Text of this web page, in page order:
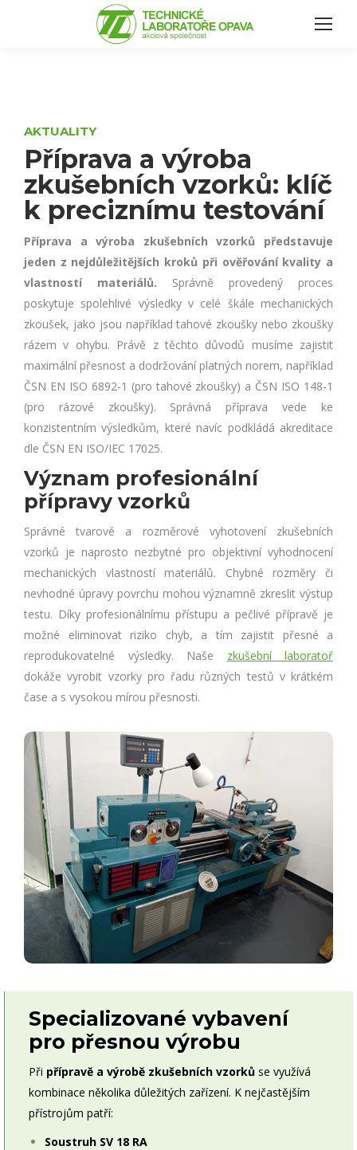
AKTUALITY
Příprava a výroba
zkušebních vzorků: klíč
k preciznímu testování
Příprava a výroba zkušebních vzorků představuje
jeden z nejdůležitějších kroků při ověřování kvality a
vlastností materiálů. Správně provedený proces
poskytuje spolehlivé výsledky v celé škále mechanických
zkoušek, jako jsou například tahové zkoušky nebo zkoušky
rázem v ohybu. Právě z těchto důvodů musíme zajistit
maximální přesnost a dodržování platných norem, například
ČSN EN ISO 6892-1 (pro tahové zkoušky) a ČSN ISO 148-1
(pro rázové zkoušky). Správná příprava vede ke
konzistentním výsledkům, které navíc podkládá akreditace
dle ČSN EN ISO/IEC 17025.
Význam profesionální
přípravy vzorků
Správné tvarové a rozměrové vyhotovení zkušebních
vzorků je naprosto nezbytné pro objektivní vyhodnocení
mechanických vlastností materiálů. Chybné rozměry či
nevhodné úpravy povrchu mohou významně zkreslit výstup
testu. Díky profesionálnímu přístupu a pečlivé přípravě je
možné eliminovat riziko chyb, a tím zajistit přesné a
reprodukovatelné výsledky. Naše zkušební laboratoř
dokáže vyrobit vzorky pro řadu různých testů v krátkém
čase a s vysokou mírou přesnosti.
Specializované vybavení
pro přesnou výrobu
Při přípravě a výrobě zkušebních vzorků se využívá
kombinace několika důležitých zařízení. K nejčastějším
přístrojům patří:
Soustruh SV 18 RA